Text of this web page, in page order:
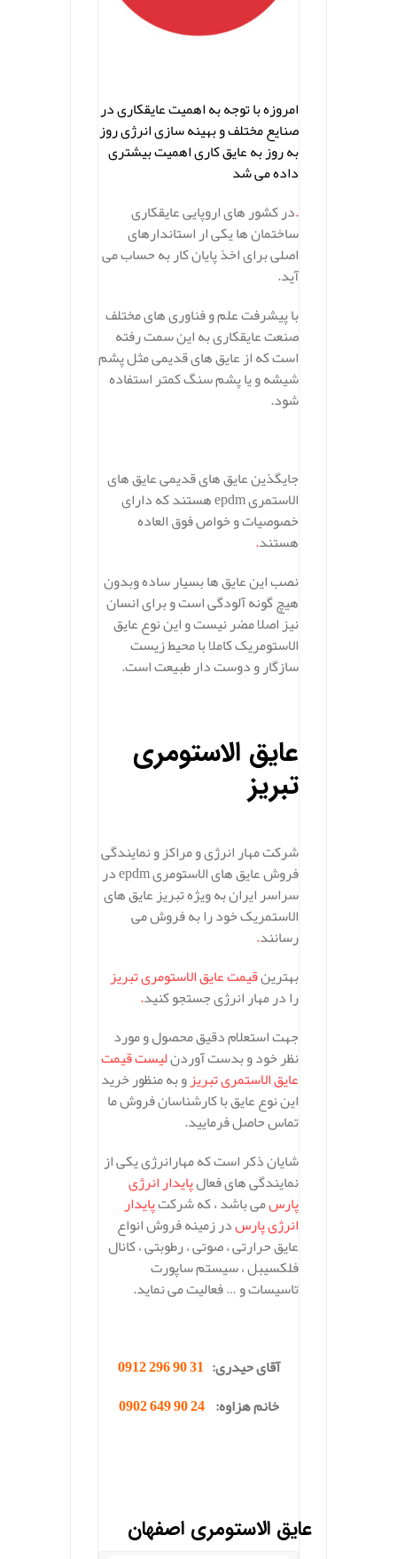
امروزه با توجه به اهمیت عایقکاری در
صنایع مختلف و بهینه سازی انرژی روز
به روز به عایق کاری اهمیت بیشتری
داده می شد
.در کشور های اروپایی عایقکاری
ساختمان ها یکی ار استاندارهای
اصلی برای اخذ پایان کار به حساب می
آید.
با پیشرفت علم و فناوری های مختلف
صنعت عایقکاری به این سمت رفته
است که از عایق های قدیمی مثل پشم
شیشه و یا پشم سنگ کمتر استفاده
شود.
جایگذین عایق های قدیمی عایق های
الاستمری epdm هستند که دارای
خصوصیات و خواص فوق العاده
هستند.
نصب این عایق ها بسیار ساده وبدون
هیچ گونه آلودگی است و برای انسان
نیز اصلا مضر نیست و این نوع عایق
الاستومریک کاملا با محیط زیست
سازگار و دوست دار طبیعت است.
عایق الاستومری
تبریز
شرکت مهار انرژی و مراکز و نمایندگی
فروش عایق های الاستومری epdm در
سراسر ایران به ویژه تبریز عایق های
الاستمریک خود را به فروش می
رسانند.
بهترینقیمت عایق الاستومری تبریز
را در مهار انرژی جستجو کنید.
جهت استعلام دقیق محصول و مورد
نظر خود و بدست آوردنلیست قیمت
عایق الاستمری تبریزو به منظور خرید
این نوع عایق با کارشناسان فروش ما
تماس حاصل فرمایید.
شایان ذکر است که مهارانرژی یکی از
نمایندگی های فعالپایدار انرژی
پارسمی باشد ، که شرکتپایدار
انرژی پارسدر زمینه فروش انواع
عایق حرارتی ، صوتی ، رطوبتی ، کانال
فلکسیبل ، سیستم ساپورت
تاسیسات و … فعالیت می نماید.
آقای حیدری: 31 90 296 0912
خانم هزاوه:24 90 649 0902
عایق الاستومری اصفهان